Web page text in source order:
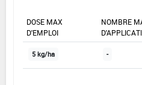
DOSE MAX
D'EMPLOI
NOMBRE
5 kg/ha -